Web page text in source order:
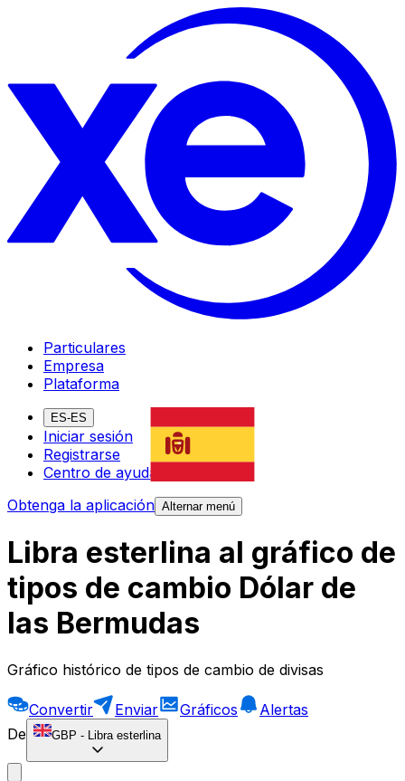
Particulares
Empresa
Plataforma
ES-ES
Iniciar sesión
Registrarse
Centro de ayuda
Obtenga la aplicación Alternar menú
Libra esterlina al gráfico de
tipos de cambio Dólar de
las Bermudas
Gráfico histórico de tipos de cambio de divisas
Convertir Enviar Gráficos
Alertas
De
GBP - Libra esterlina